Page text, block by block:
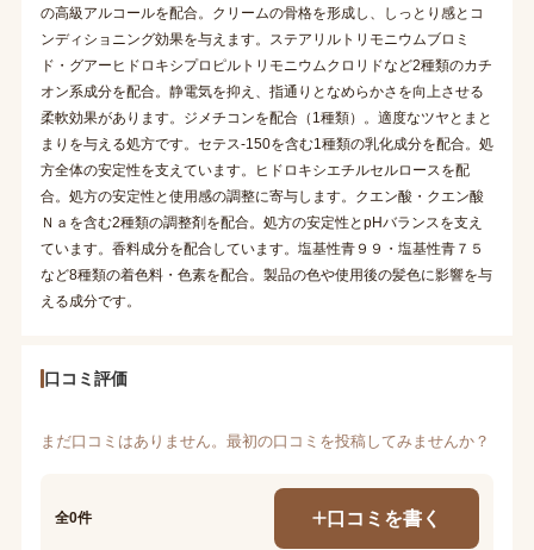
の高級アルコールを配合。クリームの骨格を形成し、しっとり感とコ
ンディショニング効果を与えます。ステアリルトリモニウムブロミ
ド・グアーヒドロキシプロピルトリモニウムクロリドなど2種類のカチ
オン系成分を配合。静電気を抑え、指通りとなめらかさを向上させる
柔軟効果があります。ジメチコンを配合（1種類）。適度なツヤとまと
まりを与える処方です。セテス-150を含む1種類の乳化成分を配合。処
方全体の安定性を支えています。ヒドロキシエチルセルロースを配
合。処方の安定性と使用感の調整に寄与します。クエン酸・クエン酸
Ｎａを含む2種類の調整剤を配合。処方の安定性とpHバランスを支え
ています。香料成分を配合しています。塩基性青９９・塩基性青７５
など8種類の着色料・色素を配合。製品の色や使用後の髪色に影響を与
える成分です。
口コミ評価
まだ口コミはありません。最初の口コミを投稿してみませんか？
全0件 口コミを書く